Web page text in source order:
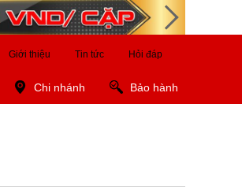
Giới thiệu Tin tức Hỏi đáp
Chi nhánh Bảo hành